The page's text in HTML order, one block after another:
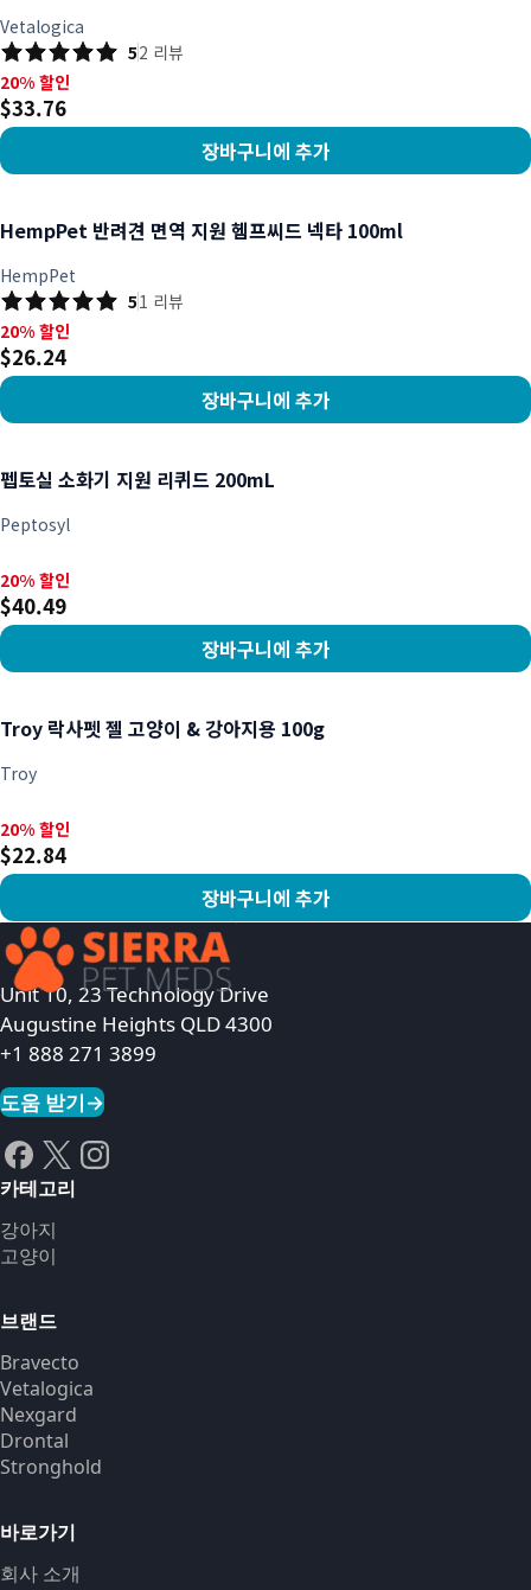
Vetalogica
52 리뷰
20% 할인, $33.76
20% 할인
$33.76
장바구니에 추가
HempPet 반려견 면역 지원 헴프씨드 넥타 100ml
HempPet
51 리뷰
20% 할인, $26.24
20% 할인
$26.24
장바구니에 추가
펩토실 소화기 지원 리퀴드 200mL
Peptosyl
20% 할인, $40.49
20% 할인
$40.49
장바구니에 추가
Troy 락사펫 젤 고양이 & 강아지용 100g
Troy
20% 할인, $22.84
20% 할인
$22.84
장바구니에 추가
상품 보기
Unit 10, 23 Technology Drive
Augustine Heights QLD 4300
+1 888 271 3899
도움 받기→
카테고리
강아지
고양이
브랜드
Bravecto
Vetalogica
Nexgard
Drontal
Stronghold
바로가기
회사 소개